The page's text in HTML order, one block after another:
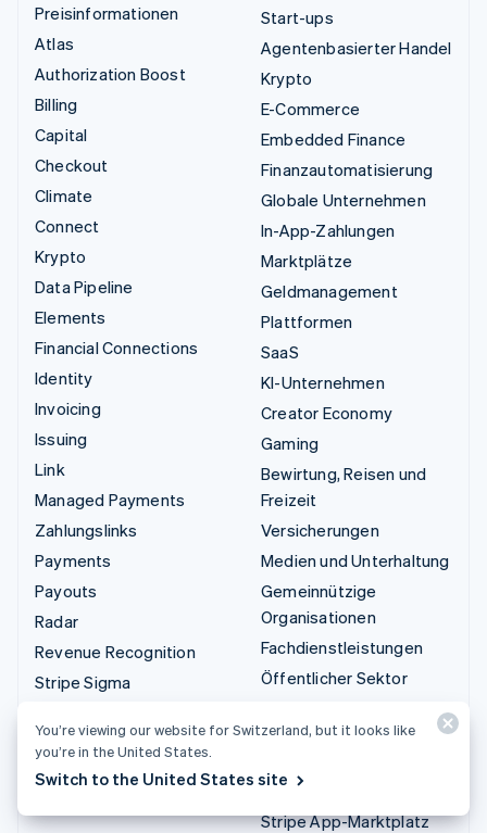
Preisinformationen
Atlas
Authorization Boost
Billing
Capital
Checkout
Climate
Connect
Krypto
Data Pipeline
Elements
Financial Connections
Identity
Invoicing
Issuing
Link
Managed Payments
Zahlungslinks
Payments
Payouts
Radar
Revenue Recognition
Stripe Sigma
Terminal
Treasury
Start-ups
Agentenbasierter Handel
Krypto
E-Commerce
Embedded Finance
Finanzautomatisierung
Globale Unternehmen
In-App-Zahlungen
Marktplätze
Geldmanagement
Plattformen
SaaS
KI-Unternehmen
Creator Economy
Gaming
Bewirtung, Reisen und
Freizeit
Versicherungen
Medien und Unterhaltung
Gemeinnützige
Organisationen
Fachdienstleistungen
Öffentlicher Sektor
Custom-Lösungen
Stripe App-Marktplatz
You’re viewing our website for Switzerland, but it looks like
you’re in the United States.
Switch to the United States site